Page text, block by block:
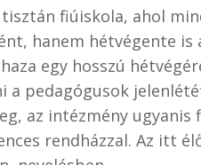
fiúiskola, ahol
hanem hétvégente
egy hosszú
pedagógusok
az intézmény ugyanis
rendházzal. Az itt